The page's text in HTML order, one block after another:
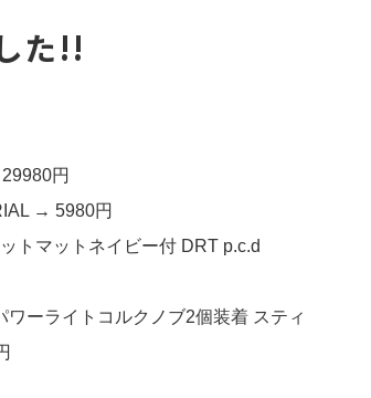
た!!
円
→ 5980円
トマットネイビー付 DRT p.c.d
ーライトコルクノブ2個装着 スティ